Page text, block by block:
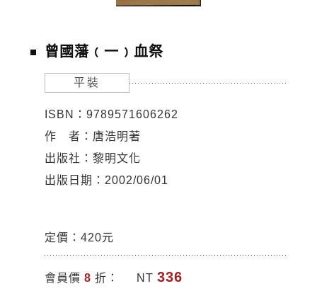
曾國藩﹙一﹚血祭
平裝
ISBN：9789571606262
作 者：唐浩明著
出版社：黎明文化
出版日期：2002/06/01
定價：420元
會員價 8 折： NT 336